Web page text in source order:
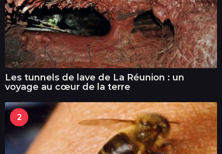
Les tunnels de lave de La Réunion : un
voyage au cœur de la terre
2